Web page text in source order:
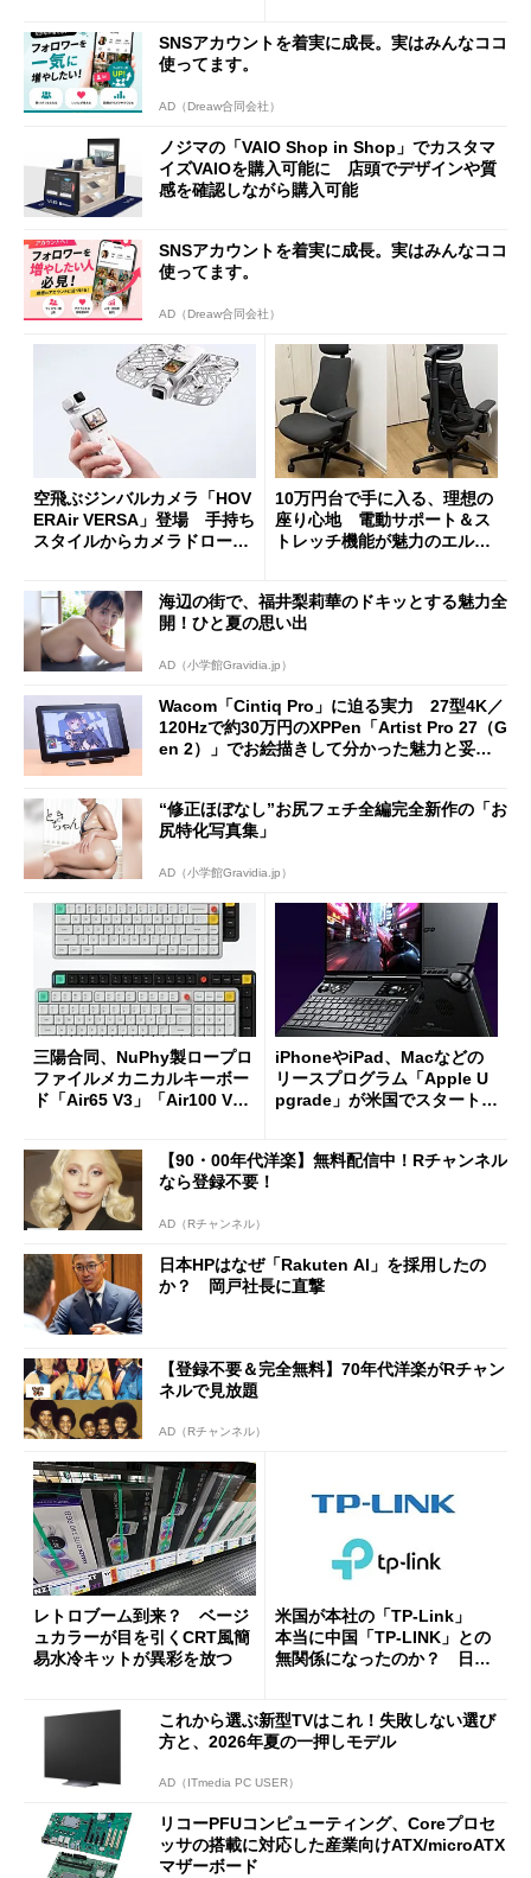
SNSアカウントを着実に成長。実はみんなココ
使ってます。
AD（Dreaw合同会社）
ノジマの「VAIO Shop in Shop」でカスタマ
イズVAIOを購入可能に 店頭でデザインや質
感を確認しながら購入可能
SNSアカウントを着実に成長。実はみんなココ
使ってます。
AD（Dreaw合同会社）
空飛ぶジンバルカメラ「HOV
ERAir VERSA」登場 手持ち
スタイルからカメラドローン
10万円台で手に入る、理想の
座り心地 電動サポート＆ス
トレッチ機能が魅力のエルゴ
海辺の街で、福井梨莉華のドキッとする魅力全
開！ひと夏の思い出
AD（小学館Gravidia.jp）
Wacom「Cintiq Pro」に迫る実力 27型4K／
120Hzで約30万円のXPPen「Artist Pro 27（G
en 2）」でお絵描きして分かった魅力と妥協
“修正ほぼなし”お尻フェチ全編完全新作の「お
尻特化写真集」
AD（小学館Gravidia.jp）
三陽合同、NuPhy製ロープロ
ファイルメカニカルキーボー
ド「Air65 V3」「Air100 V
iPhoneやiPad、Macなどの
リースプログラム「Apple U
pgrade」が米国でスタート／
ut」が明...
【90・00年代洋楽】無料配信中！Rチャンネル
なら登録不要！
AD（Rチャンネル）
日本HPはなぜ「Rakuten AI」を採用したの
か？ 岡戸社長に直撃
【登録不要＆完全無料】70年代洋楽がRチャン
ネルで見放題
AD（Rチャンネル）
レトロブーム到来？ ベージ
ュカラーが目を引くCRT風簡
易水冷キットが異彩を放つ
米国が本社の「TP-Link」
本当に中国「TP-LINK」との
無関係になったのか？ 日本
これから選ぶ新型TVはこれ！失敗しない選び
方と、2026年夏の一押しモデル
AD（ITmedia PC USER）
リコーPFUコンピューティング、Coreプロセ
ッサの搭載に対応した産業向けATX/microATX
マザーボード